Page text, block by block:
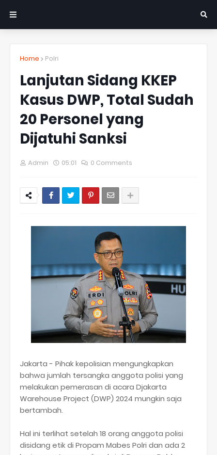
Home Polri
Lanjutan Sidang KKEP
Kasus DWP, Total Sudah
20 Personel yang
Dijatuhi Sanksi
Admin 05:01 0 Comments
Jakarta - Pihak kepolisian mengungkapkan
bahwa jumlah tersangka anggota polisi yang
melakukan pemerasan di acara Djakarta
Warehouse Project (DWP) 2024 mungkin saja
bertambah.
Hal ini terlihat setelah 18 orang anggota polisi
disidang etik di Propam Mabes Polri dan ada 2